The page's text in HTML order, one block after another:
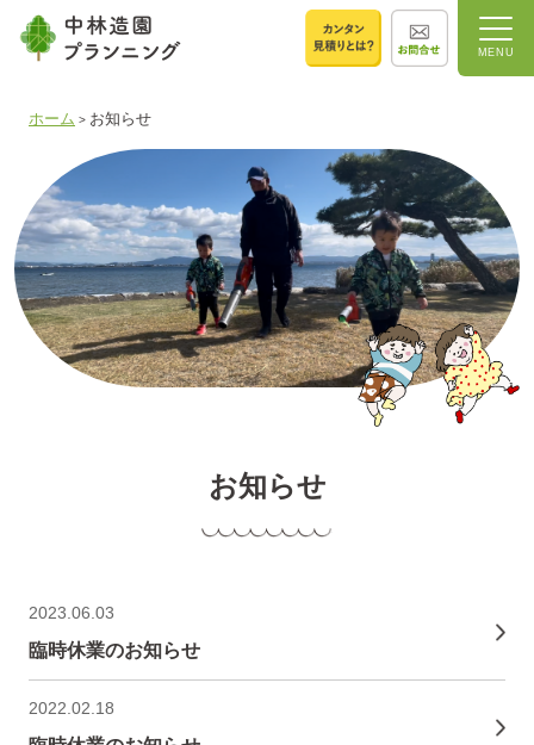
ホーム > お知らせ
お知らせ
2023.06.03
臨時休業のお知らせ
2022.02.18